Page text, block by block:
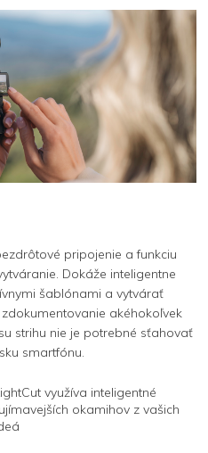
pripojenie a funkciu
Dokáže inteligentne
šablónami a vytvárať
akéhokoľvek
strihu nie je potrebné sťahovať
smartfónu.
využíva inteligentné
okamihov z vašich